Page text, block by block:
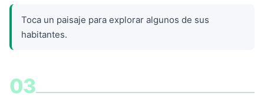
Toca un paisaje para explorar algunos de sus
habitantes.
03